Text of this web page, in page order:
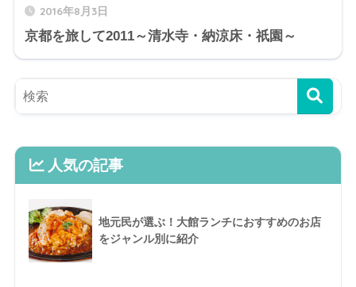
2016年8月3日
京都を旅して2011～清水寺・納涼床・祇園～
人気の記事
地元民が選ぶ！大館ランチにおすすめのお店
をジャンル別に紹介